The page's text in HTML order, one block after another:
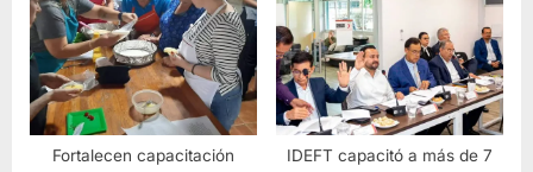
Fortalecen capacitación
IDEFT capacitó a más de 7